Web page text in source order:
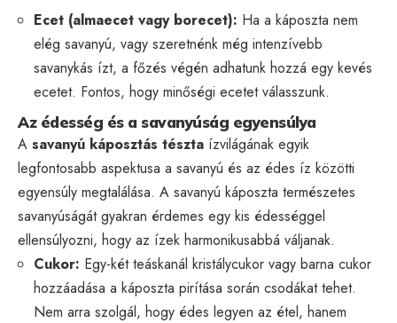
Ecet (almaecet vagy borecet): Ha a káposzta nem
elég savanyú, vagy szeretnénk még intenzívebb
savanykás ízt, a főzés végén adhatunk hozzá egy kevés
ecetet. Fontos, hogy minőségi ecetet válasszunk.
Az édesség és a savanyúság egyensúlya
A savanyú káposztás tészta ízvilágának egyik
legfontosabb aspektusa a savanyú és az édes íz közötti
egyensúly megtalálása. A savanyú káposzta természetes
savanyúságát gyakran érdemes egy kis édességgel
ellensúlyozni, hogy az ízek harmonikusabbá váljanak.
Cukor: Egy-két teáskanál kristálycukor vagy barna cukor
hozzáadása a káposzta pirítása során csodákat tehet.
Nem arra szolgál, hogy édes legyen az étel, hanem